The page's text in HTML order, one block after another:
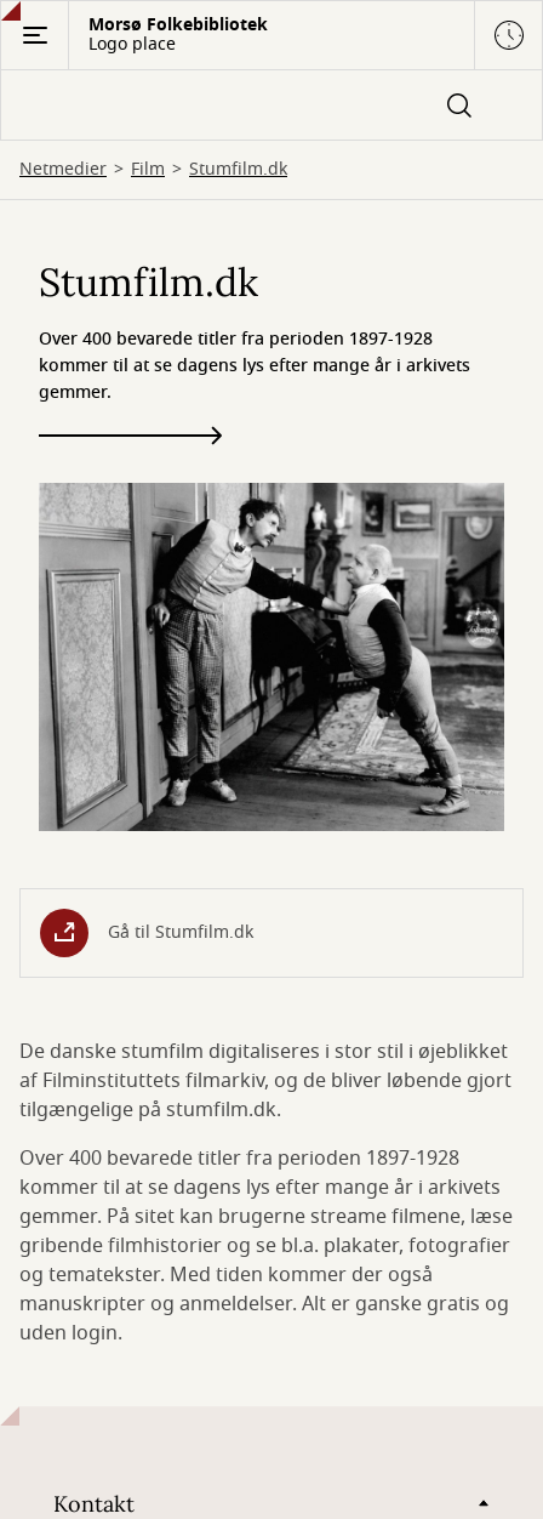
Gå
hovedindhold
Morsø Folkebibliotek
Logo place
Netmedier Film Stumfilm.dk
Stumfilm.dk
Over 400 bevarede titler fra perioden 1897-1928
kommer til at se dagens lys efter mange år i arkivets
gemmer.
Gå til Stumfilm.dk
De danske stumfilm digitaliseres i stor stil i øjeblikket
af Filminstituttets filmarkiv, og de bliver løbende gjort
tilgængelige på stumfilm.dk.
Over 400 bevarede titler fra perioden 1897-1928
kommer til at se dagens lys efter mange år i arkivets
gemmer. På sitet kan brugerne streame filmene, læse
gribende filmhistorier og se bl.a. plakater, fotografier
og tematekster. Med tiden kommer der også
manuskripter og anmeldelser. Alt er ganske gratis og
uden login.
Kontakt